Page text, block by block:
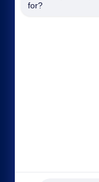
for?